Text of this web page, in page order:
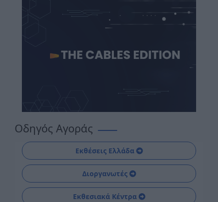
Οδηγός Αγοράς
Εκθέσεις Ελλάδα
Διοργανωτές
Εκθεσιακά Κέντρα